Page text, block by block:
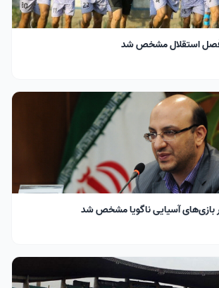
استقلال مشخص شد
بازی‌های آسیایی ناگویا مشخص شد